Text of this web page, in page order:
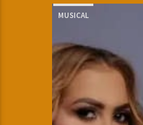
MUSICAL